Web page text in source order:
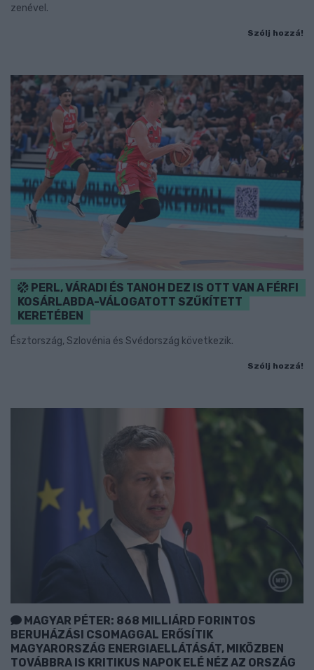
zenével.
Szólj hozzá!
PERL, VÁRADI ÉS TANOH DEZ IS OTT VAN A FÉRFI
KOSÁRLABDA-VÁLOGATOTT SZŰKÍTETT
KERETÉBEN
Észtország, Szlovénia és Svédország következik.
Szólj hozzá!
MAGYAR PÉTER: 868 MILLIÁRD FORINTOS
BERUHÁZÁSI CSOMAGGAL ERŐSÍTIK
MAGYARORSZÁG ENERGIAELLÁTÁSÁT, MIKÖZBEN
TOVÁBBRA IS KRITIKUS NAPOK ELÉ NÉZ AZ ORSZÁG